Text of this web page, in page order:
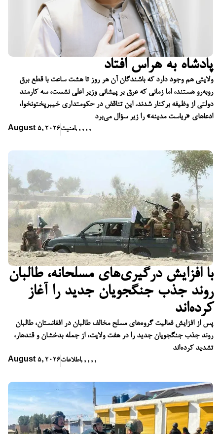
پادشاه به هراس افتاد
ولایتی هم وجود دارد که باشندگان آن هر روز تا هشت ساعت با قطع برق
روبه‌رو هستند، اما زمانی که عرق بر پیشانی وزیر اعلی نشست، سه کارمند
دولتی از وظیفه برکنار شدند. این تناقض در حکومتداری خیبرپختونخوا،
ادعاهای «ریاست مدینه» را زیر سؤال می‌برد
August 5, 2026امنیت, , , , ,
با افزایش درگیری‌های مسلحانه، طالبان
روند جذب جنگجویان جدید را آغاز
کرده‌اند
پس از افزایش فعالیت گروه‌های مسلح مخالف طالبان در افغانستان، طالبان
روند جذب جنگجویان جدید را در هفت ولایت، از جمله بدخشان و قندهار،
تشدید کرده‌اند
August 5, 2026اطلاعات, , , , ,